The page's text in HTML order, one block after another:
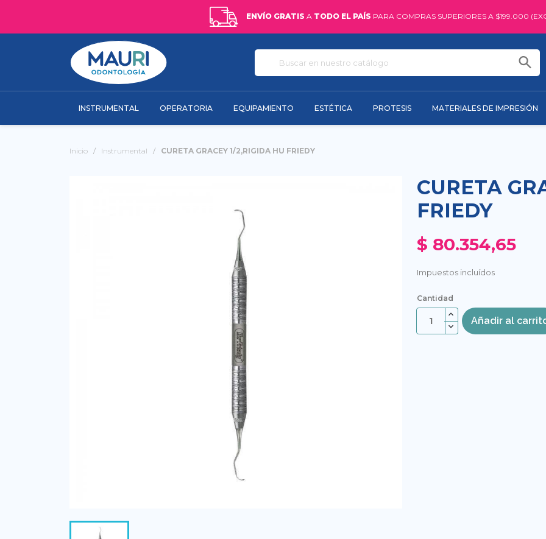
ENVÍO GRATIS A TODO EL PAÍS PARA COMPRAS SUPERIORES A $199.000
INSTRUMENTAL OPERATORIA EQUIPAMIENTO ESTÉTICA PROTESIS MATERIALES DE IMPRESIÓN
Inicio Instrumental CURETA GRACEY 1/2,RIGIDA HU FRIEDY
CURETA
FRIEDY
$ 80.354,65
Impuestos incluídos
Cantidad
Añadir al